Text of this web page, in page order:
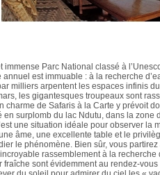
Parc National classé à
est immuable : à la recherche
milliers arpentent les espaces infinis
les gigantesques troupeaux sont
de Safaris à la Carte y prévoit
surplomb du lac Ndutu, dans la zone
une situation idéale pour observer la
âme, une excellente table et le
le phénomène. Bien sûr, vous
rassemblement à la recherche
sont évidemment au rendez-